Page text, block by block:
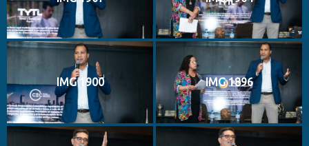
IMG 1900 IMG 1896